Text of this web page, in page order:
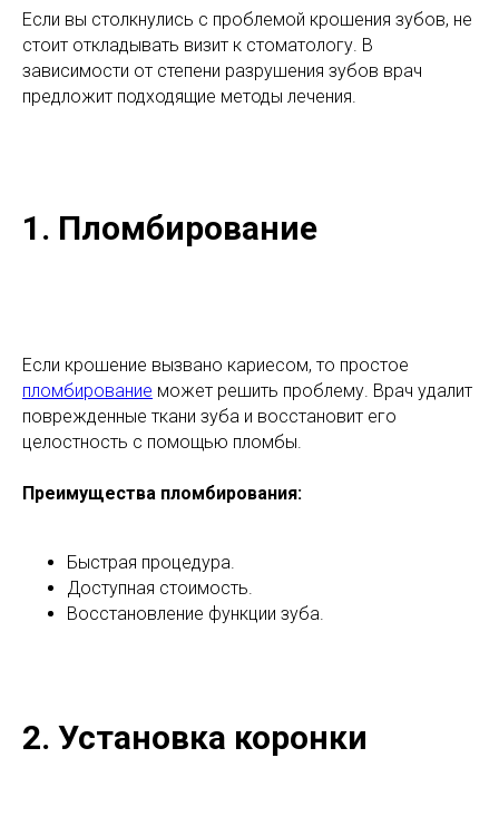
Если вы столкнулись с проблемой крошения зубов, не
стоит откладывать визит к стоматологу. В
зависимости от степени разрушения зубов врач
предложит подходящие методы лечения.
1. Пломбирование
Если крошение вызвано кариесом, то простое
пломбирование может решить проблему. Врач удалит
поврежденные ткани зуба и восстановит его
целостность с помощью пломбы.
Преимущества пломбирования:
Быстрая процедура.
Доступная стоимость.
Восстановление функции зуба.
2. Установка коронки